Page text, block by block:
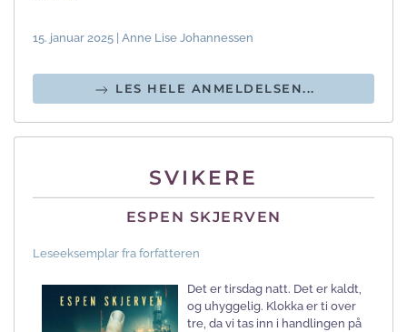
15. januar 2025 | Anne Lise Johannessen
LES HELE ANMELDELSEN...
SVIKERE
ESPEN SKJERVEN
Leseeksemplar fra forfatteren
Det er tirsdag natt. Det er kaldt,
og uhyggelig. Klokka er ti over
tre, da vi tas inn i handlingen på